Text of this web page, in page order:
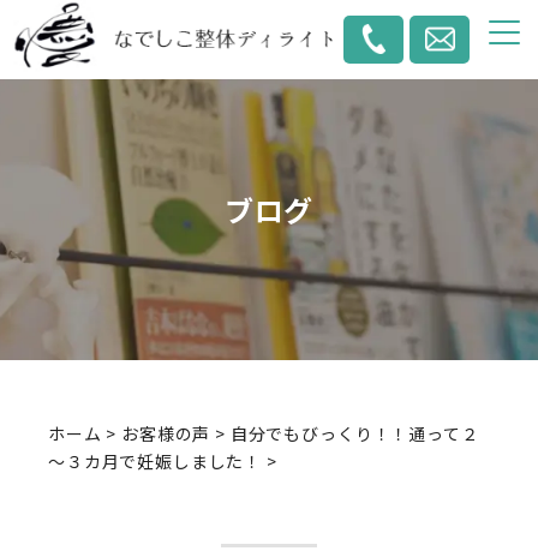
ブログ
ホーム > お客様の声 > 自分でもびっくり！！通って２
～３カ月で妊娠しました！ >